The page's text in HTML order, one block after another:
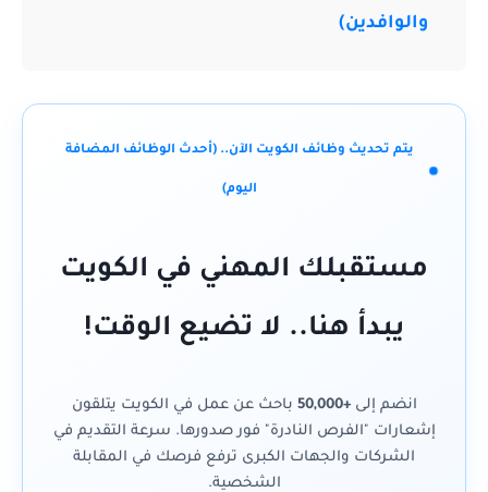
والوافدين)
يتم تحديث وظائف الكويت الآن.. (أحدث الوظائف المضافة
اليوم)
مستقبلك المهني في الكويت
يبدأ هنا.. لا تضيع الوقت!
انضم إلى+50,000
باحث عن عمل في الكويت يتلقون
إشعارات "الفرص النادرة" فور صدورها. سرعة التقديم في
الشركات والجهات الكبرى ترفع فرصك في المقابلة
الشخصية.